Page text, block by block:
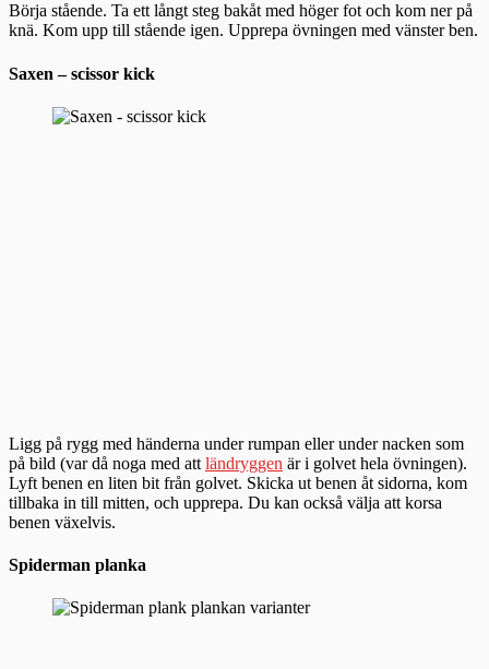
Börja stående. Ta ett långt steg bakåt med höger fot och kom ner på
knä. Kom upp till stående igen. Upprepa övningen med vänster ben.
Saxen – scissor kick
Ligg på rygg med händerna under rumpan eller under nacken som
på bild (var då noga med att ländryggen är i golvet hela övningen).
Lyft benen en liten bit från golvet. Skicka ut benen åt sidorna, kom
tillbaka in till mitten, och upprepa. Du kan också välja att korsa
benen växelvis.
Spiderman planka